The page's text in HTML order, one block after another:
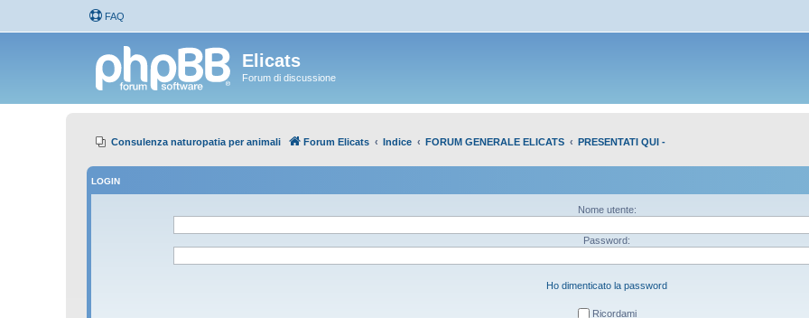
FAQ
Elicats
Forum di discussione
Consulenza naturopatia per animali Forum Elicats Indice FORUM GENERALE ELICATS PRESENTATI QUI -
LOGIN
Nome utente:
Password:
Ho dimenticato la password
Ricordami